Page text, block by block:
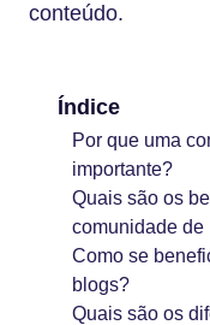
conteúdo.
Índice
Por que uma
importante?
Quais são os
comunidade de
Como se
blogs?
Quais são os